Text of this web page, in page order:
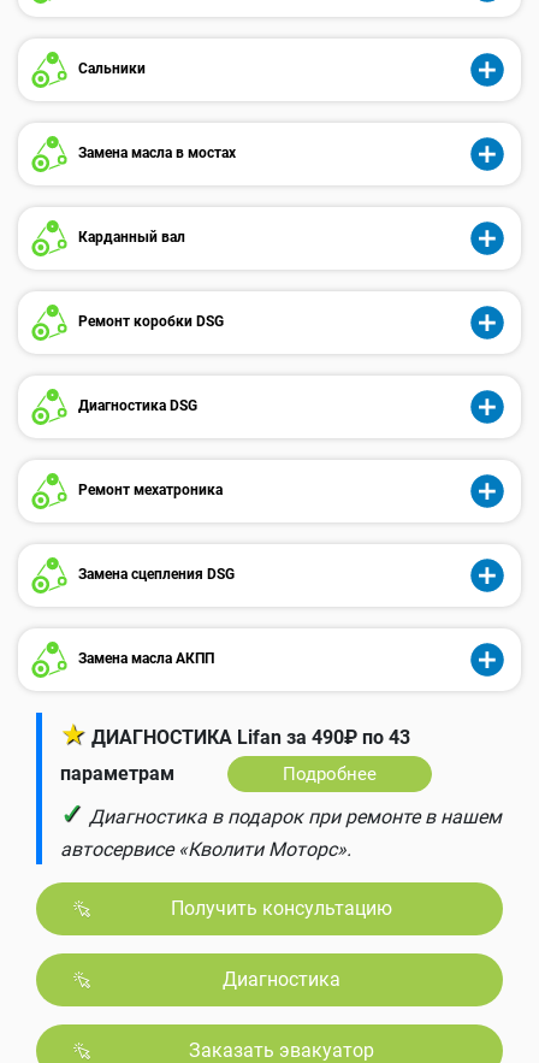
Сальники
Замена масла в мостах
Карданный вал
Ремонт коробки DSG
Диагностика DSG
Ремонт мехатроника
Замена сцепления DSG
Замена масла АКПП
★ ДИАГНОСТИКА Lifan за 490₽ по 43
параметрам
Подробнее
✓ Диагностика в подарок при ремонте в нашем
автосервисе «Кволити Моторс».
Получить консультацию
Диагностика
Заказать эвакуатор